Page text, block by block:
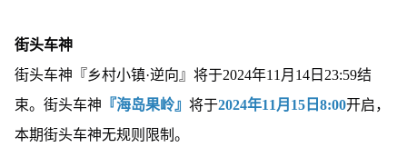
街头车神
街头车神『乡村小镇·逆向』将于2024年11月14日23:59结
束。街头车神 『海岛果岭』 将于2024年11月15日8:00开启，
本期街头车神无规则限制。